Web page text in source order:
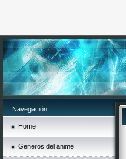
Navegación
Home
Generos del anime